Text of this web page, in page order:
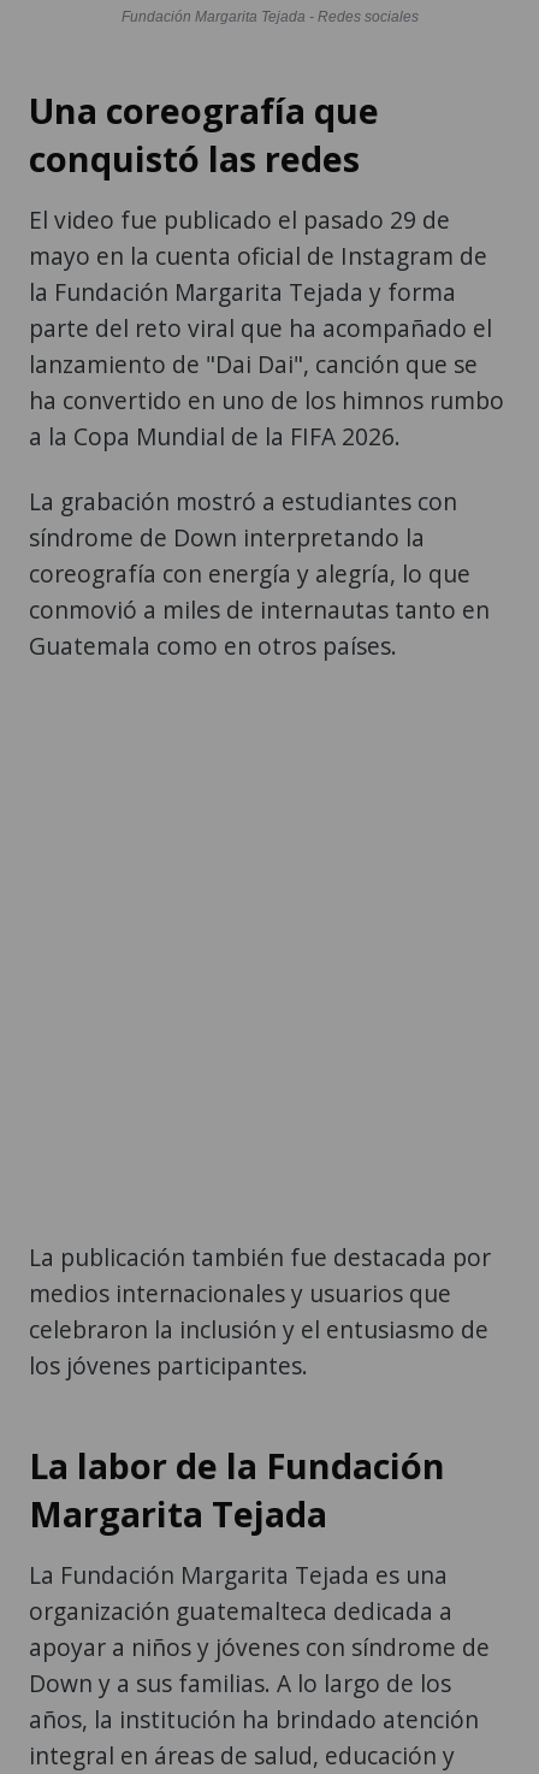
Fundación Margarita Tejada - Redes sociales
Una coreografía que
conquistó las redes
El video fue publicado el pasado 29 de
mayo en la cuenta oficial de Instagram de
la Fundación Margarita Tejada y forma
parte del reto viral que ha acompañado el
lanzamiento de "Dai Dai", canción que se
ha convertido en uno de los himnos rumbo
a la Copa Mundial de la FIFA 2026.
La grabación mostró a estudiantes con
síndrome de Down interpretando la
coreografía con energía y alegría, lo que
conmovió a miles de internautas tanto en
Guatemala como en otros países.
La publicación también fue destacada por
medios internacionales y usuarios que
celebraron la inclusión y el entusiasmo de
los jóvenes participantes.
La labor de la Fundación
Margarita Tejada
La Fundación Margarita Tejada es una
organización guatemalteca dedicada a
apoyar a niños y jóvenes con síndrome de
Down y a sus familias. A lo largo de los
años, la institución ha brindado atención
integral en áreas de salud, educación y